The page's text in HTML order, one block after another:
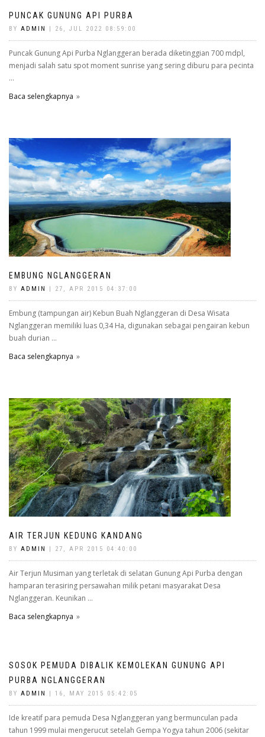
PUNCAK GUNUNG API PURBA
BY ADMIN | 26, JUL 2022 08:59:00
Puncak Gunung Api Purba Nglanggeran berada diketinggian 700 mdpl,
menjadi salah satu spot moment sunrise yang sering diburu para pecinta
...
Baca selengkapnya
EMBUNG NGLANGGERAN
BY ADMIN | 27, APR 2015 04:37:00
Embung (tampungan air) Kebun Buah Nglanggeran di Desa Wisata
Nglanggeran memiliki luas 0,34 Ha, digunakan sebagai pengairan kebun
buah durian ...
Baca selengkapnya
AIR TERJUN KEDUNG KANDANG
BY ADMIN | 27, APR 2015 04:40:00
Air Terjun Musiman yang terletak di selatan Gunung Api Purba dengan
hamparan terasiring persawahan milik petani masyarakat Desa
Nglanggeran. Keunikan ...
Baca selengkapnya
SOSOK PEMUDA DIBALIK KEMOLEKAN GUNUNG API
PURBA NGLANGGERAN
BY ADMIN | 16, MAY 2015 05:42:05
Ide kreatif para pemuda Desa Nglanggeran yang bermunculan pada
tahun 1999 mulai mengerucut setelah Gempa Yogya tahun 2006 (sekitar